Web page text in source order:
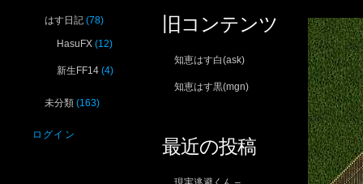
旧コンテンツ
知恵はす白(ask)
知恵はす黒(mgn)
最近の投稿
はす日記 (78)
HasuFX (12)
新生FF14 (4)
未分類 (163)
ログイン